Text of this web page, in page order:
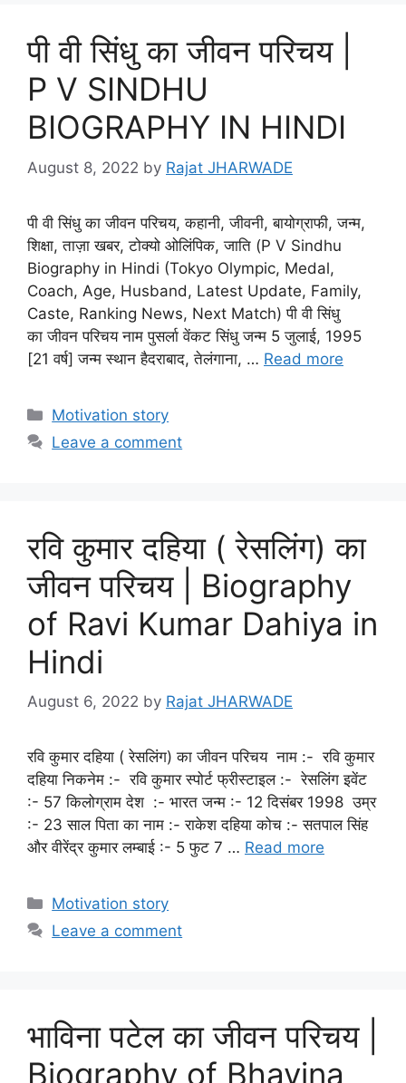
पी वी सिंधु का जीवन परिचय |
P V SINDHU
BIOGRAPHY IN HINDI
August 8, 2022 by Rajat JHARWADE
पी वी सिंधु का जीवन परिचय, कहानी, जीवनी, बायोग्राफी, जन्म,
शिक्षा, ताज़ा खबर, टोक्यो ओलिंपिक, जाति (P V Sindhu
Biography in Hindi (Tokyo Olympic, Medal,
Coach, Age, Husband, Latest Update, Family,
Caste, Ranking News, Next Match) पी वी सिंधु
का जीवन परिचय नाम पुसर्ला वेंकट सिंधु जन्म 5 जुलाई, 1995
[21 वर्ष] जन्म स्थान हैदराबाद, तेलंगाना, … Read more
Categories
Motivation story
Leave a comment
रवि कुमार दहिया ( रेसलिंग) का
जीवन परिचय | Biography
of Ravi Kumar Dahiya in
Hindi
August 6, 2022 by Rajat JHARWADE
रवि कुमार दहिया ( रेसलिंग) का जीवन परिचय नाम :- रवि कुमार
दहिया निकनेम :- रवि कुमार स्पोर्ट फ्रीस्टाइल :- रेसलिंग इवेंट
:- 57 किलोग्राम देश :- भारत जन्म :- 12 दिसंबर 1998 उम्र
:- 23 साल पिता का नाम :- राकेश दहिया कोच :- सतपाल सिंह
और वीरेंद्र कुमार लम्बाई :- 5 फुट 7 … Read more
Categories
Motivation story
Leave a comment
भाविना पटेल का जीवन परिचय |
Biography of Bhavina